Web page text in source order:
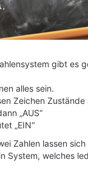
gibt es
alles sein.
Zeichen
„AUS“
„EIN“
Zahlen lassen
System, welches